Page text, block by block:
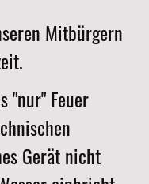
Mitbürgern
"nur" Feuer
Gerät nicht